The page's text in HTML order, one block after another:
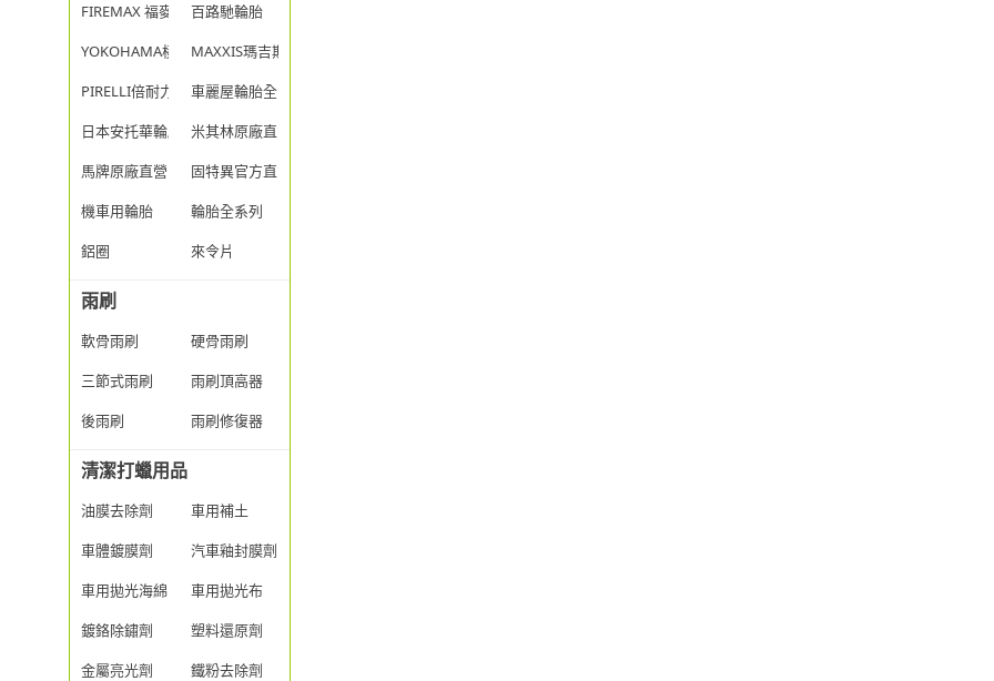
FIREMAX 福麥斯
百路馳輪胎
YOKOHAMA橫濱 MAXXIS瑪吉斯
PIRELLI倍耐力
車麗屋輪胎全系列
日本安托華輪胎
米其林原廠直營
馬牌原廠直營
固特異官方直營
機車用輪胎
輪胎全系列
鋁圈
來令片
雨刷
軟骨雨刷
硬骨雨刷
三節式雨刷
雨刷頂高器
後雨刷
雨刷修復器
清潔打蠟用品
油膜去除劑
車用補土
車體鍍膜劑
汽車釉封膜劑
車用拋光海綿
車用拋光布
鍍鉻除鏽劑
塑料還原劑
金屬亮光劑
鐵粉去除劑